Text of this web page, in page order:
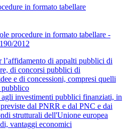
in formato tabellare
procedure in formato tabellare -
2012
di appalti pubblici di
di concorsi pubblici di
e di concessioni, compresi quelli
pubblico
agli investimenti pubblici finanziati, in
dal PNRR e dal PNC e dai
strutturali dell'Unione europea
vantaggi economici